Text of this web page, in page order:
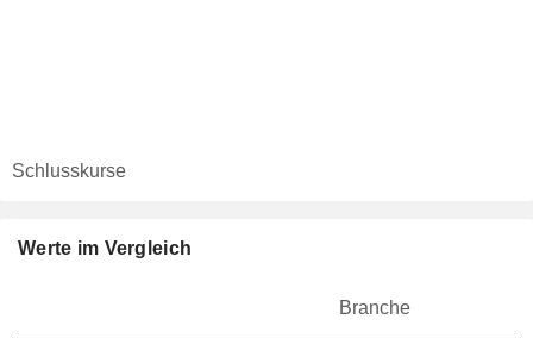
Schlusskurse
Werte im Vergleich
Branche